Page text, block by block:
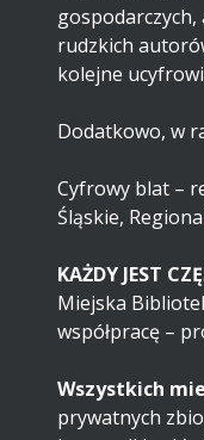
rudzkich
kolejne
Dodatkowo, w
Cyfrowy blat –
Śląskie,
KAŻDY JEST
Miejska
współpracę –
Wszystkich
prywatnych